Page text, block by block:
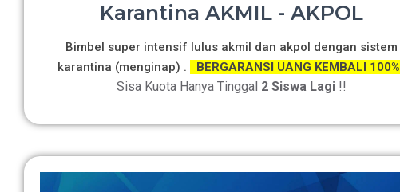
Karantina AKMIL - AKPOL
Bimbel super intensif lulus akmil dan akpol dengan sistem
karantina (menginap) .
BERGARANSI UANG KEMBALI 100%
Sisa Kuota Hanya Tinggal 2 Siswa Lagi !!